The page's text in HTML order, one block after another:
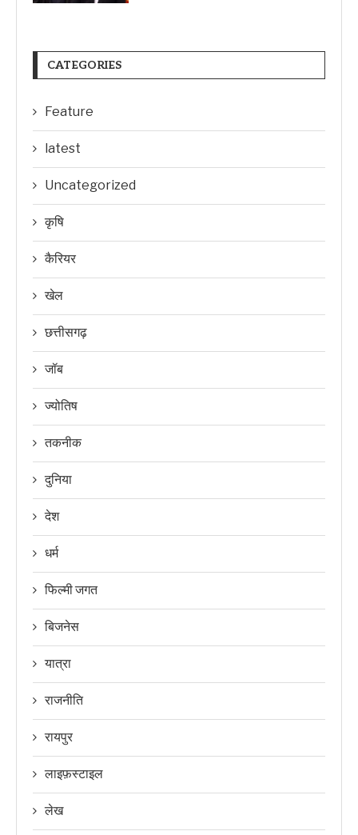
CATEGORIES
Feature
latest
Uncategorized
कृषि
कैरियर
खेल
छत्तीसगढ़
जॉब
ज्योतिष
तकनीक
दुनिया
देश
धर्म
फिल्मी जगत
बिजनेस
यात्रा
राजनीति
रायपुर
लाइफ़स्टाइल
लेख